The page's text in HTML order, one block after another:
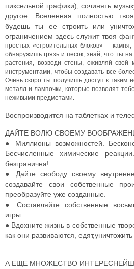
пиксельной графики), сочинять
другое. Вселенная полностью
будешь ты ее строить или
ограничением здесь служит твоя
простых «строительных блоков» –
обнаружишь грязь и песок, знай, что ты
растения, возводи стены, оживляй свой
инструментами, чтобы создавать все
Очень скоро ты получишь доступ к таким
металл и лампочки, которые позволят
неживыми предметами.
Воспроизводится на таблетках и
ДАЙТЕ ВОЛЮ СВОЕМУ
● Миллионы возможностей.
Бесчисленные химические
безгранична!
● Дайте свободу своему
создавайте свои собственные
преобразуйте уже созданные.
● Составляйте собственные
игры.
● Вдохните жизнь в собственные
как они развиваются,
А ЕЩЕ МНОЖЕСТВО